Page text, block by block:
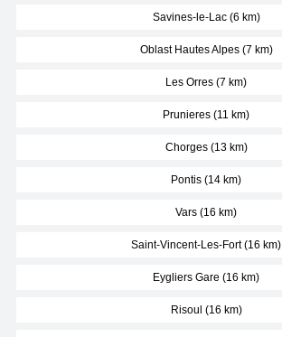
Savines-le-Lac (6 km)
Oblast Hautes Alpes (7 km)
Les Orres (7 km)
Prunieres (11 km)
Chorges (13 km)
Pontis (14 km)
Vars (16 km)
Saint-Vincent-Les-Fort (16 km)
Eygliers Gare (16 km)
Risoul (16 km)